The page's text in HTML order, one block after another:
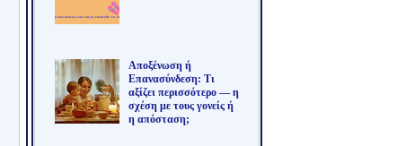
Αποξένωση ή
Επανασύνδεση: Τι
αξίζει περισσότερο — η
σχέση με τους γονείς ή
η απόσταση;